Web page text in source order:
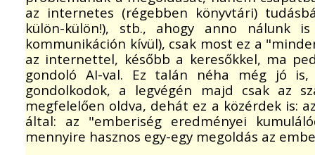
az internetes (régebben könyvtári)
külön-külön!), stb., ahogy anno nálunk
kommunikáción kívül), csak most ez a
az internettel, később a keresőkkel, ma
gondoló AI-val. Ez talán néha még jó
gondolkodok, a legvégén majd csak az
megfelelően oldva, dehát ez a közérdek is:
által: az "emberiség eredményei
mennyire hasznos egy-egy megoldás az